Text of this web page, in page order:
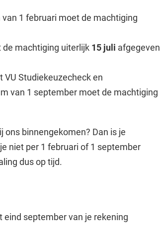
1 februari moet de machtiging
de machtiging uiterlijk 15 juli afgegeven
VU Studiekeuzecheck en
van 1 september moet de machtiging
ons binnengekomen? Dan is je
niet per 1 februari of 1 september
dus op tijd.
september van je rekening